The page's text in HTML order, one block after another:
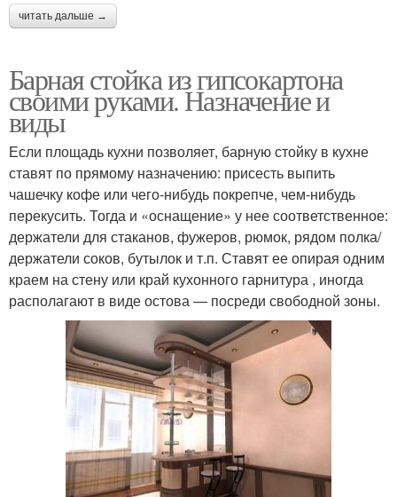
читать дальше →
Барная стойка из гипсокартона
своими руками. Назначение и
виды
Если площадь кухни позволяет, барную стойку в кухне
ставят по прямому назначению: присесть выпить
чашечку кофе или чего-нибудь покрепче, чем-нибудь
перекусить. Тогда и «оснащение» у нее соответственное:
держатели для стаканов, фужеров, рюмок, рядом полка/
держатели соков, бутылок и т.п. Ставят ее опирая одним
краем на стену или край кухонного гарнитура , иногда
располагают в виде остова — посреди свободной зоны.